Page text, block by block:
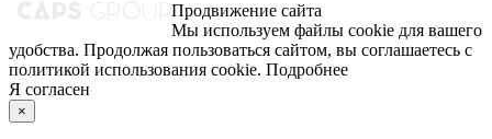
Продвижение сайта
Мы используем файлы cookie для вашего
удобства. Продолжая пользоваться сайтом, вы соглашаетесь с
политикой использования cookie. Подробнее
Я согласен
×